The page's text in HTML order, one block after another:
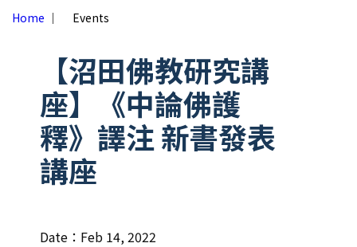
Home ｜ Events
【沼田佛教研究講
座】《中論佛護
釋》譯注 新書發表
講座
Date：Feb 14, 2022